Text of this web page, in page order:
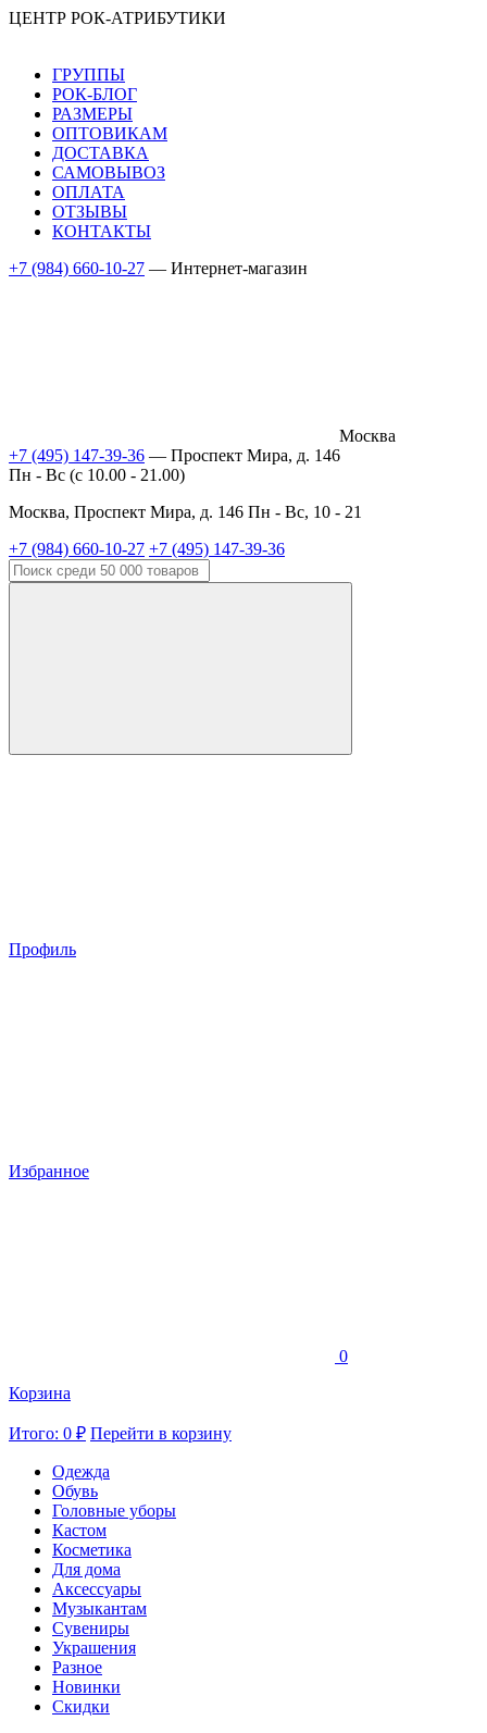
ЦЕНТР РОК-АТРИБУТИКИ
ГРУППЫ
РОК-БЛОГ
РАЗМЕРЫ
ОПТОВИКАМ
ДОСТАВКА
САМОВЫВОЗ
ОПЛАТА
ОТЗЫВЫ
КОНТАКТЫ
+7 (984) 660-10-27 — Интернет-магазин
Москва
+7 (495) 147-39-36 — Проспект Мира, д. 146
Пн - Вс (c 10.00 - 21.00)
Москва, Проспект Мира, д. 146 Пн - Вс, 10 - 21
+7 (984) 660-10-27 +7 (495) 147-39-36
Профиль
Избранное
0
Корзина
Итого: 0 ₽ Перейти в корзину
Одежда
Обувь
Головные уборы
Кастом
Косметика
Для дома
Аксессуары
Музыкантам
Сувениры
Украшения
Разное
Новинки
Скидки